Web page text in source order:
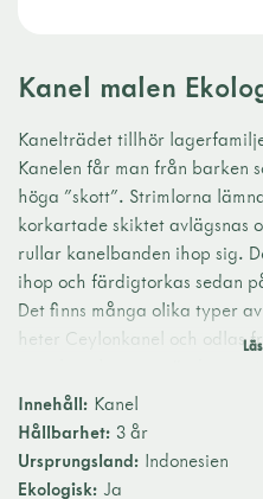
Kanel malen
Kanelträdet tillhör
Kanelen får man från barken
höga ”skott”. Strimlorna
korkartade skiktet avlägsnas
rullar kanelbanden ihop sig.
ihop och färdigtorkas sedan
Det finns många olika typer
heter Ceylonkanel och odlas
från Indonesien, Vietnam och
vara den indonesiska.
anses inte vara så aromatisk
mer kraftig i smaken.
Innehåll: Kanel
Hållbarhet: 3 år
Ursprungsland: Indonesien
Ekologisk: Ja